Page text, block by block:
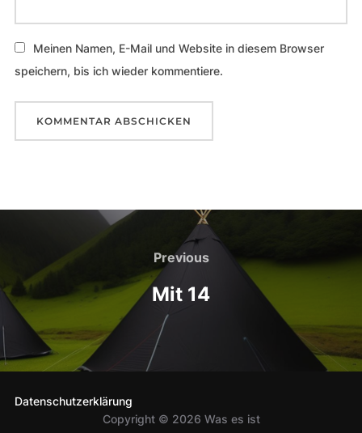
Meinen Namen, E-Mail und Website in diesem Browser
speichern, bis ich wieder kommentiere.
Beitragsnavigation
Previous
Previous
Mit 14
Datenschutzerklärung
Copyright © 2026 Was es ist